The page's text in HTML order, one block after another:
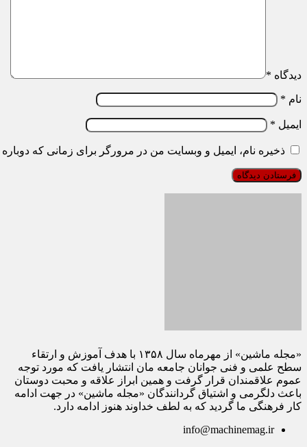
دیدگاه *
نام *
ایمیل *
ذخیره نام، ایمیل و وبسایت من در مرورگر برای زمانی که
«مجله ماشین» از مهرماه سال ۱۳۵۸ با هدف آموزش و ارتقاء
سطح علمی و فنی جوانان جامعه مان انتشار یافت که مورد توجه
عموم علاقمندان قرار گرفت و همین ابراز علاقه و محبت دوستان
باعث دلگرمی و اشتیاق گردانندگان «مجله ماشین» در جهت ادامه
کار فرهنگی ما گردید که به لطف خداوند هنوز ادامه دارد.
info@machinemag.ir